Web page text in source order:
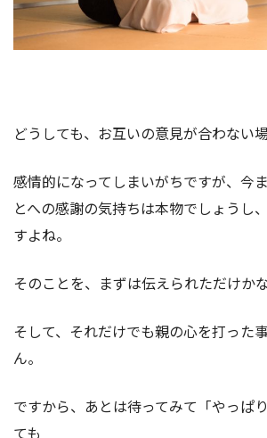
どうしても、お互いの意見が合わない場
感情的になってしまいがちですが、今
とへの感謝の気持ちは本物でしょうし
すよね。
そのことを、まずは伝えられただけか
そして、それだけでも親の心を打った
ん。
ですから、あとは待ってみて「やっぱ
ても